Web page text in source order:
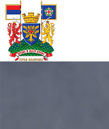
Насловна